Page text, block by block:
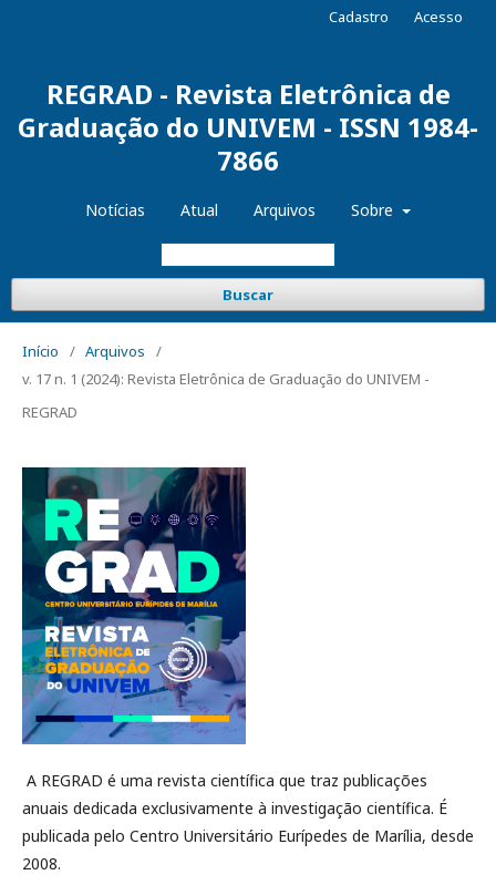
REGRAD - Revista Eletrônica de
Graduação do UNIVEM - ISSN 1984-
7866
Notícias Atual Arquivos Sobre
Buscar
Cadastro Acesso
Início / Arquivos
/
v. 17 n. 1 (2024): Revista Eletrônica de Graduação do UNIVEM -
REGRAD
A REGRAD é uma revista científica que traz publicações
anuais dedicada exclusivamente à investigação científica. É
publicada pelo Centro Universitário Eurípedes de Marília, desde
2008.